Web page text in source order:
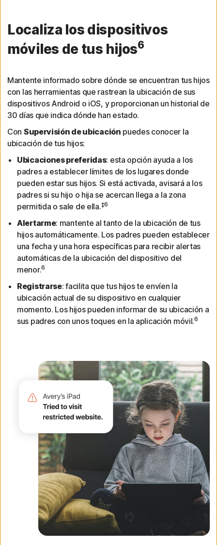
Localiza los dispositivos
móviles de tus hijos6
Mantente informado sobre dónde se encuentran tus hijos
con las herramientas que rastrean la ubicación de sus
dispositivos Android o iOS, y proporcionan un historial de
30 días que indica dónde han estado.
Con Supervisión de ubicación puedes conocer la
ubicación de tus hijos:
Ubicaciones preferidas: esta opción ayuda a los
padres a establecer límites de los lugares donde
pueden estar sus hijos. Si está activada, avisará a los
padres si su hijo o hija se acercan llega a la zona
permitida o sale de ella.‡6
Alertarme: mantente al tanto de la ubicación de tus
hijos automáticamente. Los padres pueden establecer
una fecha y una hora específicas para recibir alertas
automáticas de la ubicación del dispositivo del
menor.6
Registrarse: facilita que tus hijos te envíen la
ubicación actual de su dispositivo en cualquier
momento. Los hijos pueden informar de su ubicación a
sus padres con unos toques en la aplicación móvil.6